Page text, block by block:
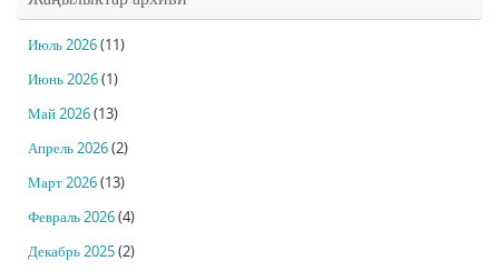
Июль 2026(11)
Июнь 2026(1)
Май 2026(13)
Апрель 2026(2)
Март 2026(13)
Февраль 2026(4)
Декабрь 2025(2)